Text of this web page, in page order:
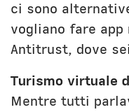
ci sono
vogliano fare app
Antitrust, dove
Turismo virtuale
Mentre tutti